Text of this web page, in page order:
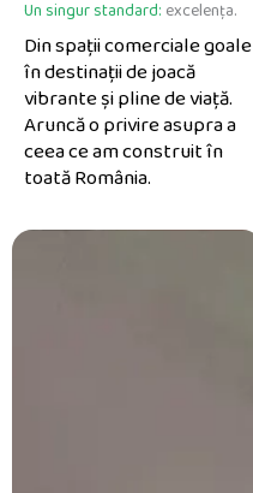
Un singur standard: excelența.
Din spații comerciale goale
în destinații de joacă
vibrante și pline de viață.
Aruncă o privire asupra a
ceea ce am construit în
toată România.